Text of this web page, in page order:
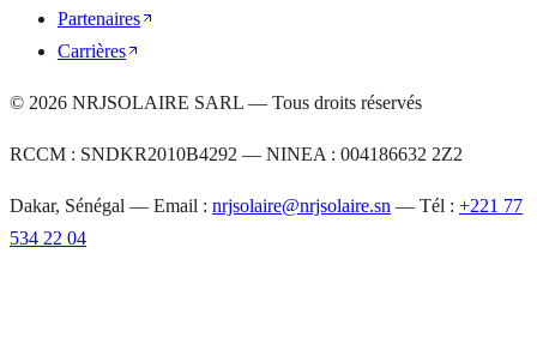
Partenaires
Carrières
© 2026 NRJSOLAIRE SARL — Tous droits réservés
RCCM : SNDKR2010B4292 — NINEA : 004186632 2Z2
Dakar, Sénégal — Email : nrjsolaire@nrjsolaire.sn — Tél : +221 77
534 22 04